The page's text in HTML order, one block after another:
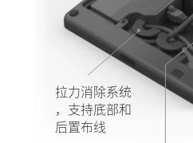
拉力消除系统
，支持底部和
后置布线